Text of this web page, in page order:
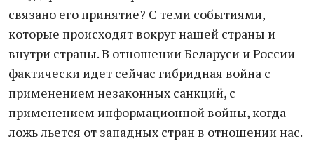
связано его принятие? С теми событиями,
которые происходят вокруг нашей страны и
внутри страны. В отношении Беларуси и России
фактически идет сейчас гибридная война с
применением незаконных санкций, с
применением информационной войны, когда
ложь льется от западных стран в отношении нас.